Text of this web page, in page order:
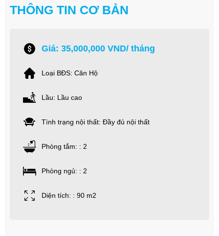
THÔNG TIN CƠ BẢN
Giá: 35,000,000 VND/ tháng
Loại BĐS: Căn Hộ
Lầu: Lầu cao
Tình trạng nội thất: Đầy đủ nội thất
Phòng tắm: : 2
Phòng ngủ: : 2
Diện tích: : 90 m2